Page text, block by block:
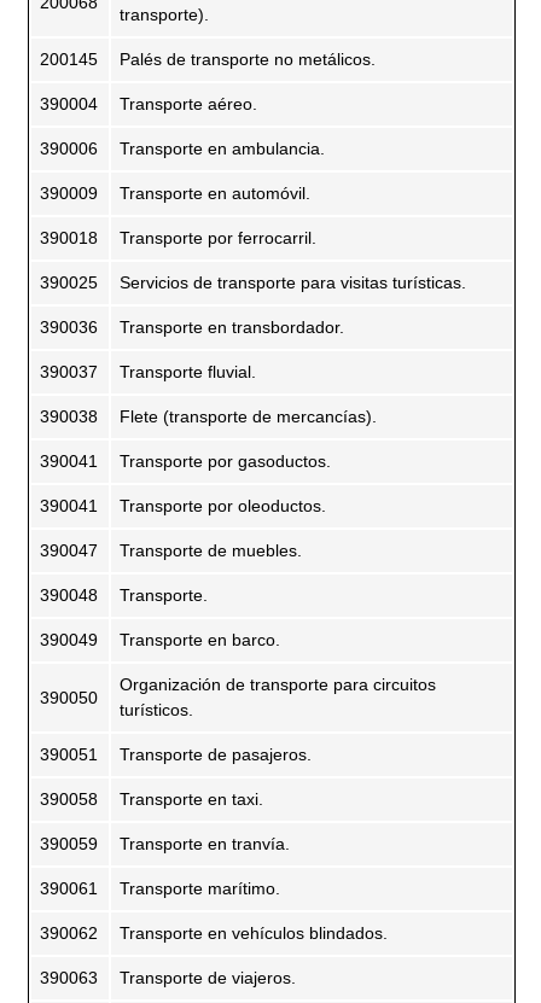
transporte).
200145 Palés de transporte no metálicos.
390004 Transporte aéreo.
390006 Transporte en ambulancia.
390009 Transporte en automóvil.
390018 Transporte por ferrocarril.
390025 Servicios de transporte para visitas turísticas.
390036 Transporte en transbordador.
390037 Transporte fluvial.
390038 Flete (transporte de mercancías).
390041 Transporte por gasoductos.
390041 Transporte por oleoductos.
390047 Transporte de muebles.
390048 Transporte.
390049 Transporte en barco.
390050
Organización de transporte para circuitos
turísticos.
390051 Transporte de pasajeros.
390058 Transporte en taxi.
390059 Transporte en tranvía.
390061 Transporte marítimo.
390062 Transporte en vehículos blindados.
390063 Transporte de viajeros.